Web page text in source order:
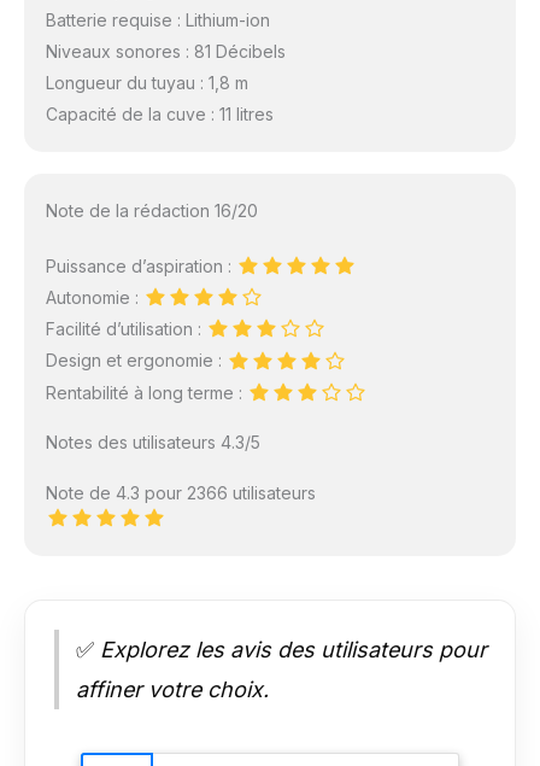
Batterie requise : Lithium-ion
Niveaux sonores : 81 Décibels
Longueur du tuyau : 1,8 m
Capacité de la cuve : 11 litres
Note de la rédaction 16/20
Puissance d’aspiration :
Autonomie :
Facilité d’utilisation :
Design et ergonomie :
Rentabilité à long terme :
Notes des utilisateurs 4.3/5
Note de 4.3 pour 2366 utilisateurs
✅ Explorez les avis des utilisateurs pour
affiner votre choix.